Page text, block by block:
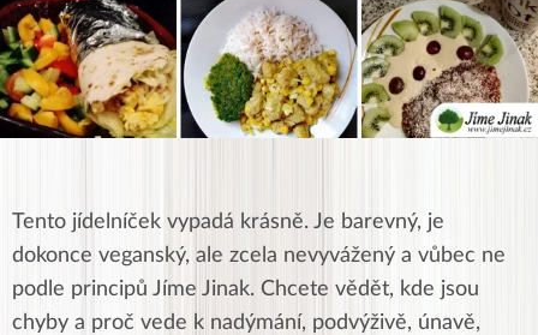
Tento jídelníček vypadá krásně. Je barevný, je
dokonce veganský, ale zcela nevyvážený a vůbec ne
podle principů Jíme Jinak. Chcete vědět, kde jsou
chyby a proč vede k nadýmání, podvýživě, únavě,